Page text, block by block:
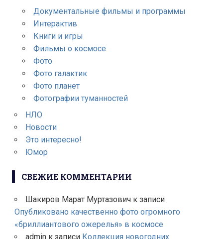
Документальные фильмы и программы
Интерактив
Книги и игры
Фильмы о космосе
Фото
Фото галактик
Фото планет
Фотографии туманностей
НЛО
Новости
Это интересно!
Юмор
СВЕЖИЕ КОММЕНТАРИИ
Шакиров Марат Муртазовичк записи
Опубликовано качественно фото огромного
«бриллиантового ожерелья» в космосе
adminк записи Коллекция новогодних